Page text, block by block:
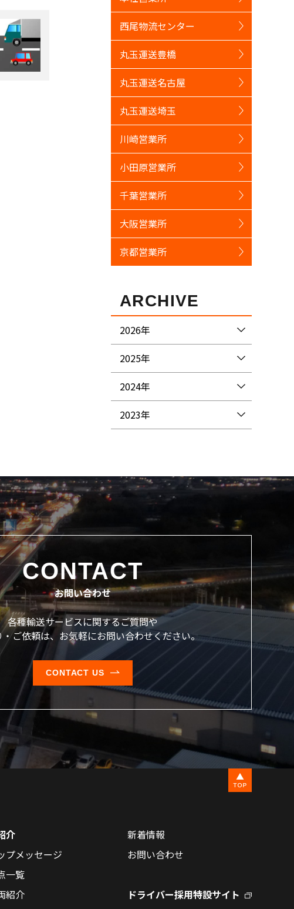
西尾物流センター
丸玉運送豊橋
丸玉運送名古屋
丸玉運送埼玉
川崎営業所
小田原営業所
千葉営業所
大阪営業所
京都営業所
ARCHIVE
2026年
2025年
2024年
2023年
CONTACT
お問い合わせ
各種輸送サービスに関するご質問や
ご依頼は、 お気軽にお問い合わせください。
CONTACT US
介
プメッセージ
一覧
紹介
新着情報
お問い合わせ
ドライバー採用特設サイト